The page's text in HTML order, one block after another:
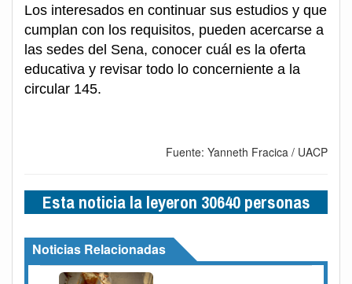
Los interesados en continuar sus estudios y que
cumplan con los requisitos, pueden acercarse a
las sedes del Sena, conocer cuál es la oferta
educativa y revisar todo lo concerniente a la
circular 145.
Fuente: Yanneth Fracica / UACP
Esta noticia la leyeron 30640 personas
Noticias Relacionadas